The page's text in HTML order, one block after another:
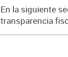
En la siguiente
transparencia